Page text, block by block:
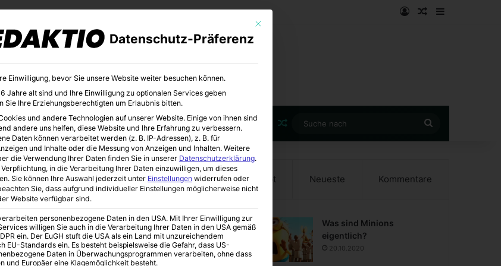
AnmeldenZufälliger
BILDUNG KUNST Zufälliger Artikel
nach
Kramer?
Beliebt Neueste Kommentare
Was sind Minions
eigentlich?
20.10.2020
Mit diesem Button wird der Dialog geschlossen. Seine Funktionalität ist
Datenschutz-Präferenz
Einwilligung, bevor Sie unsere Website weiter besuchen können.
Jahre alt sind und Ihre Einwilligung zu optionalen Services geben
Sie Ihre Erziehungsberechtigten um Erlaubnis bitten.
und andere Technologien auf unserer Website. Einige von ihnen sind
andere uns helfen, diese Website und Ihre Erfahrung zu verbessern.
Daten können verarbeitet werden (z. B. IP-Adressen), z. B. für
und Inhalte oder die Messung von Anzeigen und Inhalten. Weitere
die Verwendung Ihrer Daten finden Sie in unserer Datenschutzerklärung.
in die Verarbeitung Ihrer Daten einzuwilligen, um dieses
Sie können Ihre Auswahl jederzeit unter Einstellungen widerrufen oder
Sie, dass aufgrund individueller Einstellungen möglicherweise nicht
Website verfügbar sind.
personenbezogene Daten in den USA. Mit Ihrer Einwilligung zur
willigen Sie auch in die Verarbeitung Ihrer Daten in den USA gemäß
ein. Der EuGH stuft die USA als ein Land mit unzureichendem
EU-Standards ein. Es besteht beispielsweise die Gefahr, dass US-
Daten in Überwachungsprogrammen verarbeiten, ohne dass
und Europäer eine Klagemöglichkeit besteht.